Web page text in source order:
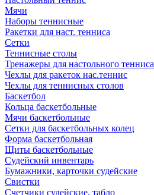
Мячи
Наборы теннисные
Ракетки для наст. тенниса
Сетки
Теннисные столы
Тренажеры для настольного тенниса
Чехлы для ракеток нас.теннис
Чехлы для теннисных столов
Баскетбол
Кольца баскетбольные
Мячи баскетбольные
Сетки для баскетбольных колец
Форма баскетбольная
Щиты баскетбольные
Судейский инвентарь
Бумажники, карточки судейские
Свистки
Счетчики судейские, табло